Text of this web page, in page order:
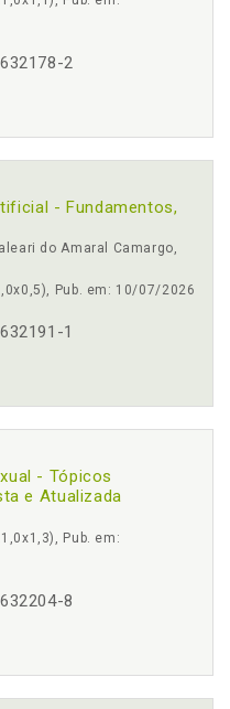
2
- Fundamentos,
do Amaral Camargo,
Pub. em: 10/07/2026
1
- Tópicos
e Atualizada
Pub. em:
8